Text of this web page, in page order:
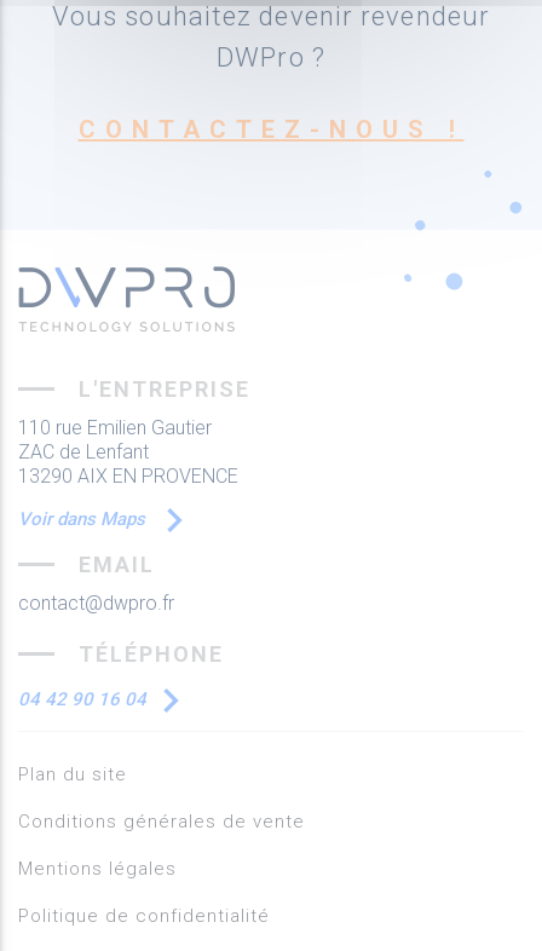
Vous souhaitez devenir revendeur
DWPro ?
CONTACTEZ-NOUS !
L'ENTREPRISE
110 rue Emilien Gautier
ZAC de Lenfant
13290 AIX EN PROVENCE
Voir dans Maps
EMAIL
contact@dwpro.fr
TÉLÉPHONE
04 42 90 16 04
Plan du site
Conditions générales de vente
Mentions légales
Politique de confidentialité